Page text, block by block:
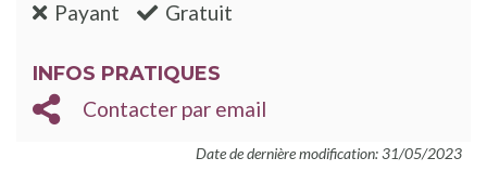
Payant :non Gratuit
INFOS PRATIQUES
Contacter par email
Date de dernière modification: 31/05/2023